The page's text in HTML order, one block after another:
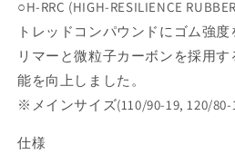
○H-RRC (HIGH-RESILIENCE
トレッドコンパウンドにゴム強
リマーと微粒子カーボンを採用
能を向上しました。
※メインサイズ(110/90-19, 120/
仕様